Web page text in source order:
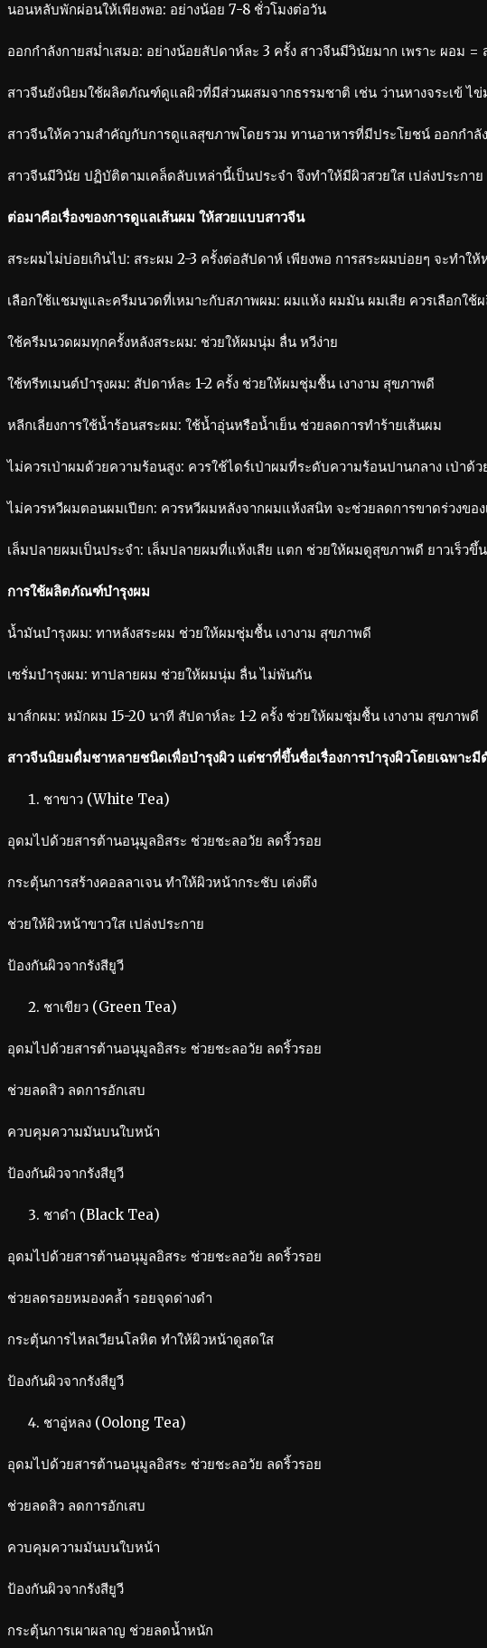
นอนหลับพักผ่อนให้เพียงพอ: อย่างน้อย 7-8 ชั่วโมงต่อวัน
ออกกำลังกายสม่ำเสมอ: อย่างน้อยสัปดาห์ละ 3 ครั้ง สาวจีนมีวินัยมาก เพราะ ผอม
สาวจีนยังนิยมใช้ผลิตภัณฑ์ดูแลผิวที่มีส่วนผสมจากธรรมชาติ เช่น ว่านหางจระเข้ ไข่
สาวจีนให้ความสำคัญกับการดูแลสุขภาพโดยรวม ทานอาหารที่มีประโยชน์ ออกกำ
สาวจีนมีวินัย ปฏิบัติตามเคล็ดลับเหล่านี้เป็นประจำ จึงทำให้มีผิวสวยใส เปล่งประกาย
ต่อมาคือเรื่องของการดูแลเส้นผม ให้สวยแบบสาวจีน
สระผมไม่บ่อยเกินไป: สระผม 2-3 ครั้งต่อสัปดาห์ เพียงพอ การสระผมบ่อยๆ จะทำให้
เลือกใช้แชมพูและครีมนวดที่เหมาะกับสภาพผม: ผมแห้ง ผมมัน ผมเสีย ควรเลือกใ
ใช้ครีมนวดผมทุกครั้งหลังสระผม: ช่วยให้ผมนุ่ม ลื่น หวีง่าย
ใช้ทรีทเมนต์บำรุงผม: สัปดาห์ละ 1-2 ครั้ง ช่วยให้ผมชุ่มชื้น เงางาม สุขภาพดี
หลีกเลี่ยงการใช้น้ำร้อนสระผม: ใช้น้ำอุ่นหรือน้ำเย็น ช่วยลดการทำร้ายเส้นผม
ไม่ควรเป่าผมด้วยความร้อนสูง: ควรใช้ไดร์เป่าผมที่ระดับความร้อนปานกลาง เป่าด้
ไม่ควรหวีผมตอนผมเปียก: ควรหวีผมหลังจากผมแห้งสนิท จะช่วยลดการขาดร่วงของ
เล็มปลายผมเป็นประจำ: เล็มปลายผมที่แห้งเสีย แตก ช่วยให้ผมดูสุขภาพดี ยาวเร็วขึ้น
การใช้ผลิตภัณฑ์บำรุงผม
น้ำมันบำรุงผม: ทาหลังสระผม ช่วยให้ผมชุ่มชื้น เงางาม สุขภาพดี
เซรั่มบำรุงผม: ทาปลายผม ช่วยให้ผมนุ่ม ลื่น ไม่พันกัน
มาส์กผม: หมักผม 15-20 นาที สัปดาห์ละ 1-2 ครั้ง ช่วยให้ผมชุ่มชื้น เงางาม สุขภาพดี
สาวจีนนิยมดื่มชาหลายชนิดเพื่อบำรุงผิว แต่ชาที่ขึ้นชื่อเรื่องการบำรุงผิวโดยเฉพาะมี
ชาขาว (White Tea)
อุดมไปด้วยสารต้านอนุมูลอิสระ ช่วยชะลอวัย ลดริ้วรอย
กระตุ้นการสร้างคอลลาเจน ทำให้ผิวหน้ากระชับ เต่งตึง
ช่วยให้ผิวหน้าขาวใส เปล่งประกาย
ป้องกันผิวจากรังสียูวี
ชาเขียว (Green Tea)
อุดมไปด้วยสารต้านอนุมูลอิสระ ช่วยชะลอวัย ลดริ้วรอย
ช่วยลดสิว ลดการอักเสบ
ควบคุมความมันบนใบหน้า
ป้องกันผิวจากรังสียูวี
ชาดำ (Black Tea)
อุดมไปด้วยสารต้านอนุมูลอิสระ ช่วยชะลอวัย ลดริ้วรอย
ช่วยลดรอยหมองคล้ำ รอยจุดด่างดำ
กระตุ้นการไหลเวียนโลหิต ทำให้ผิวหน้าดูสดใส
ป้องกันผิวจากรังสียูวี
ชาอู่หลง (Oolong Tea)
อุดมไปด้วยสารต้านอนุมูลอิสระ ช่วยชะลอวัย ลดริ้วรอย
ช่วยลดสิว ลดการอักเสบ
ควบคุมความมันบนใบหน้า
ป้องกันผิวจากรังสียูวี
กระตุ้นการเผาผลาญ ช่วยลดน้ำหนัก